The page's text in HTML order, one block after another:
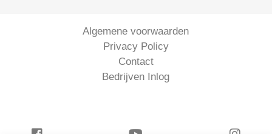
Algemene voorwaarden
Privacy Policy
Contact
Bedrijven Inlog